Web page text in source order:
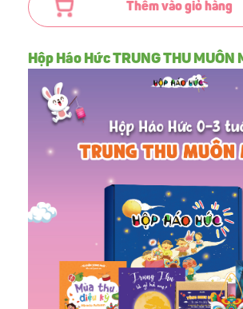
Hộp Háo Hức TRUNG THU
Thêm vào giỏ hàng